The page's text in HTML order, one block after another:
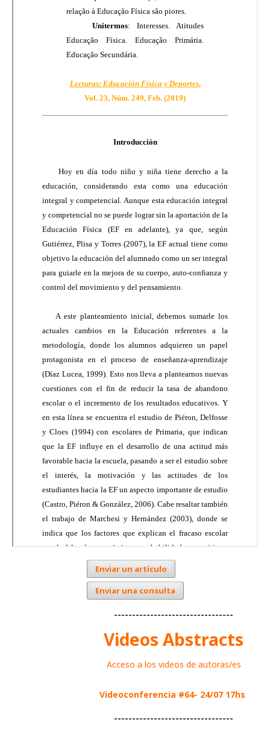
Enviar un artículo
Enviar una consulta
---------------------------------
Videos Abstracts
Acceso a los videos de autoras/es
Videoconferencia #64- 24/07 17hs
---------------------------------